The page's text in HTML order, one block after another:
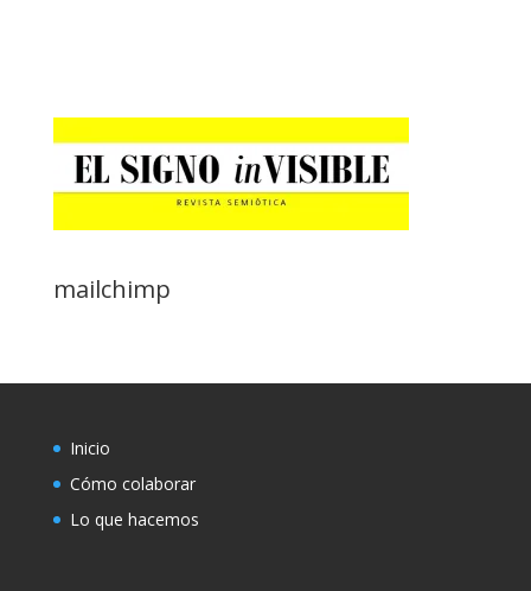
mailchimp
Inicio
Cómo colaborar
Lo que hacemos